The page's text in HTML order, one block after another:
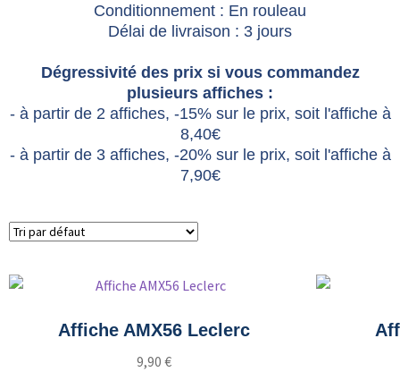
Conditionnement : En rouleau
Délai de livraison : 3 jours
Dégressivité des prix si vous commandez
plusieurs affiches :
- à partir de 2 affiches, -15% sur le prix, soit l'affiche à
8,40€
- à partir de 3 affiches, -20% sur le prix, soit l'affiche à
7,90€
Affiche AMX56 Leclerc
9,90 €